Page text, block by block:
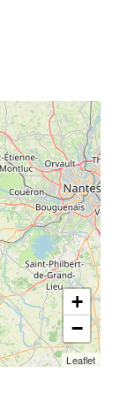
+
−
Leaflet